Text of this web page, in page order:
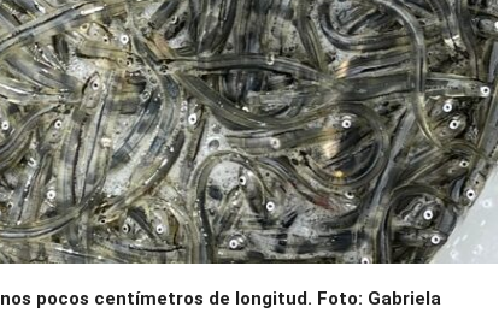
pocos centímetros de longitud. Foto: Gabriela